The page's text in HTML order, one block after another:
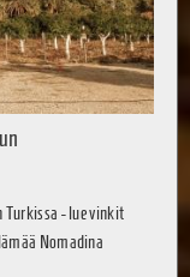
- lue vinkit
Nomadina